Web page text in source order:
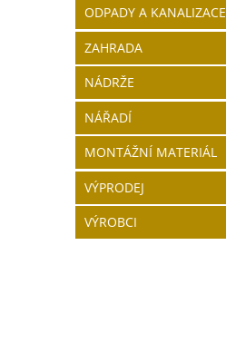
ODPADY A KANALIZACE
ZAHRADA
NÁDRŽE
NÁŘADÍ
MONTÁŽNÍ MATERIÁL
VÝPRODEJ
VÝROBCI